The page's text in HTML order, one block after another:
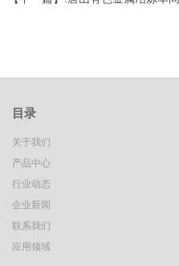
目录
关于我们
产品中心
行业动态
企业新闻
联系我们
应用领域